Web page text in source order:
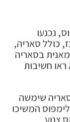
נכנעו
כולל סאריה,
בסאריה
חשיבות
סאריה שימשה
המשיכו
צנוע